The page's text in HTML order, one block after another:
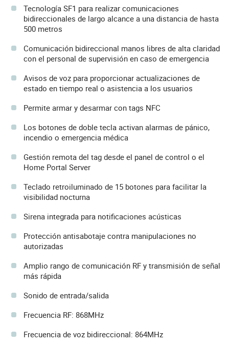
Tecnología SF1 para realizar comunicaciones
bidireccionales de largo alcance a una distancia de hasta
500 metros
Comunicación bidireccional manos libres de alta claridad
con el personal de supervisión en caso de emergencia
Avisos de voz para proporcionar actualizaciones de
estado en tiempo real o asistencia a los usuarios
Permite armar y desarmar con tags NFC
Los botones de doble tecla activan alarmas de pánico,
incendio o emergencia médica
Gestión remota del tag desde el panel de control o el
Home Portal Server
Teclado retroiluminado de 15 botones para facilitar la
visibilidad nocturna
Sirena integrada para notificaciones acústicas
Protección antisabotaje contra manipulaciones no
autorizadas
Amplio rango de comunicación RF y transmisión de señal
más rápida
Sonido de entrada/salida
Frecuencia RF: 868MHz
Frecuencia de voz bidireccional: 864MHz